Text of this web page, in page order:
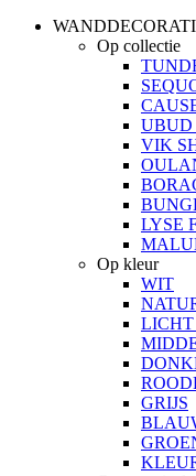
Op collectie
UBUD
VIK
LYSE
Op kleur
WIT
GRIJS